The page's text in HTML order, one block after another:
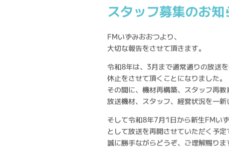
スタッフ募集のお知
FMいずみおおつより、
大切な報告をさせて頂きます。
令和8年は、3月まで通常通りの放送
休止をさせて頂くことになりました。
その間に、機材再構築、スタッフ再
放送機材、スタッフ、経営状況を一
そして令和8年7月1日から新生FMい
として放送を再開させていただく予定
誠に勝手ながらどうぞ、ご理解賜りま